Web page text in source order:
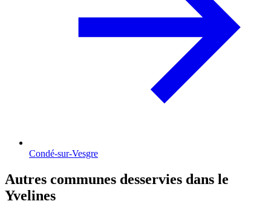
Condé-sur-Vesgre
Autres communes desservies dans le
Yvelines